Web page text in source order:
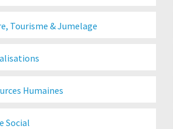
Tourisme & Jumelage
Humaines
Social